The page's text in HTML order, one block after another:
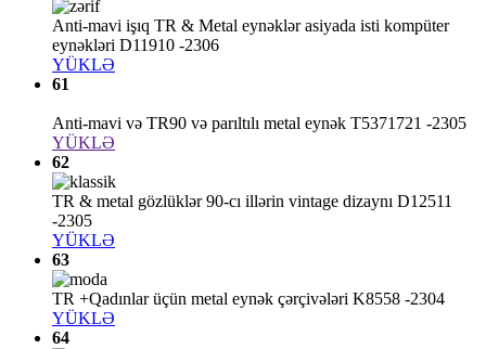
Anti-mavi işıq TR & Metal eynəklər asiyada isti kompüter
eynəkləri D11910 -2306
YÜKLƏ
61
Anti-mavi və TR90 və parıltılı metal eynək T5371721 -2305
YÜKLƏ
62
TR & metal gözlüklər 90-cı illərin vintage dizaynı D12511
-2305
YÜKLƏ
63
TR +Qadınlar üçün metal eynək çərçivələri K8558 -2304
YÜKLƏ
64